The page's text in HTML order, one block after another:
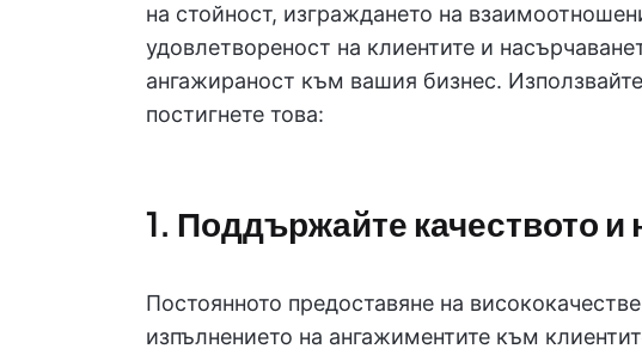
на стойност, изграждането на
удовлетвореност на клиентите и
ангажираност към вашия бизнес.
постигнете това:
1. Поддържайте качеството и
Постоянното предоставяне на
изпълнението на ангажиментите към